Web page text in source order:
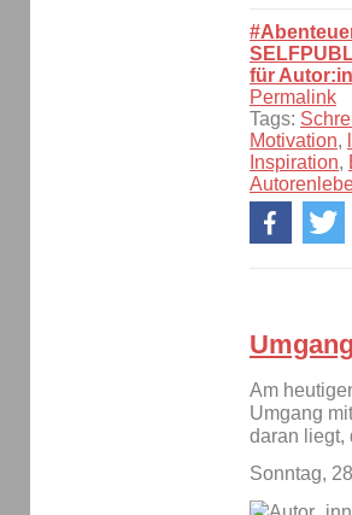
für
Permalink
Tags:
Motivation,
Inspiration,
Am
Umgang
daran liegt,
Sonntag,